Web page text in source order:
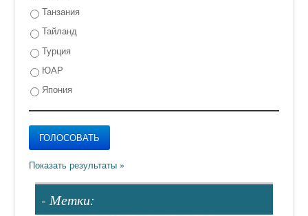
Танзания
Тайланд
Турция
ЮАР
Япония
- Метки: